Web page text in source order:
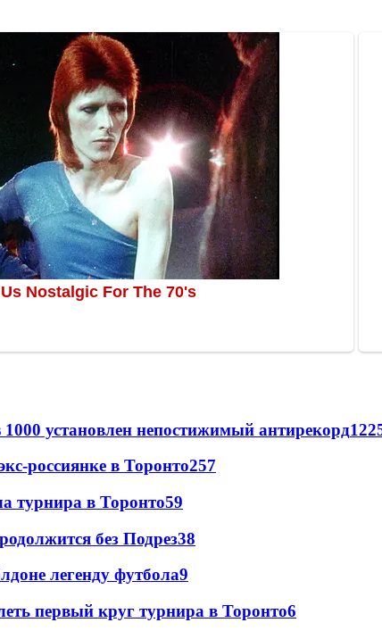
установлен непостижимый антирекорд
россиянке в Торонто257
турнира в Торонто59
без Подрез38
легенду футбола9
первый круг турнира в Торонто6